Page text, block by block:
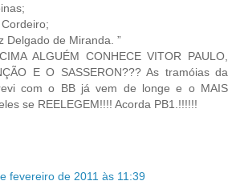
Delgado de Miranda. ”
ALGUÉM CONHECE VITOR PAULO,
E O SASSERON??? As tramóias da
com o BB já vem de longe e o MAIS
se REELEGEM!!!! Acorda PB1.!!!!!!
fevereiro de 2011 às 11:39